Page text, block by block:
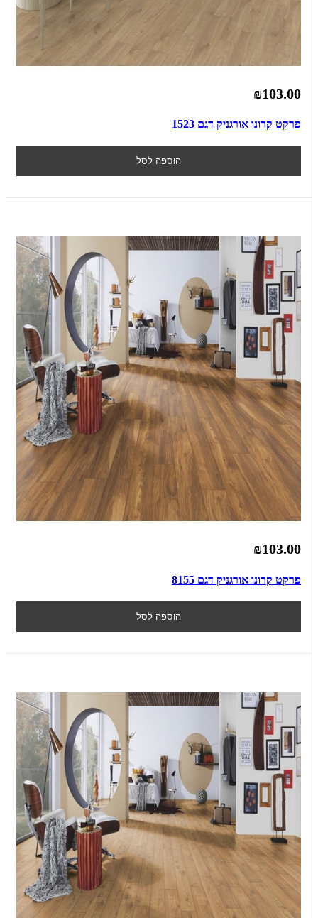
₪103.00
פרקט קרונו אורגניק דגם 1523
הוספה לסל
₪103.00
פרקט קרונו אורגניק דגם 8155
הוספה לסל